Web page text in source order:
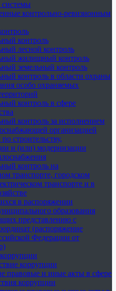
контрольно-ревизионным
контроль
лесной контроль
жилищный контроль
земельный контроль
контроль в области охраны
особо охраняемых
контроль в сфере
контроль за исполнением
организацией
по строительству,
и (или) модернизации
контроль на
транспорте, городском
транспорте и в
в распоряжении
образования
представлению с
(распоряжение
Федерации от
коррупции
правовые и иные акты в сфере
коррупции